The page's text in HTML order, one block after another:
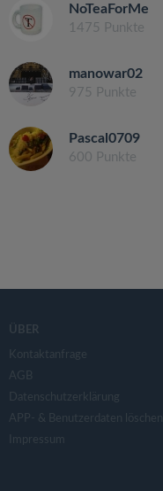
NoTeaForMe
1475 Punkte
manowar02
975 Punkte
Pascal0709
600 Punkte
ÜBER
Kontaktanfrage
AGB
Datenschutzerklärung
APP- & Benutzerdaten löschen
Impressum